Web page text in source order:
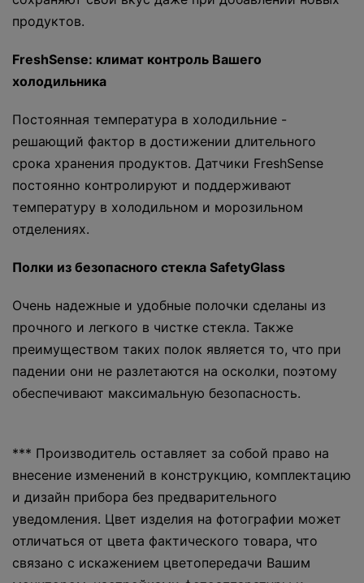
продуктов.
FreshSense: климат контроль Вашего
холодильника
Постоянная температура в холодильние -
решающий фактор в достижении длительного
срока хранения продуктов. Датчики FreshSense
постоянно контролируют и поддерживают
температуру в холодильном и морозильном
отделениях.
Полки из безопасного стекла SafetyGlass
Очень надежные и удобные полочки сделаны из
прочного и легкого в чистке стекла. Также
преимуществом таких полок является то, что при
падении они не разлетаются на осколки, поэтому
обеспечивают максимальную безопасность.
*** Производитель оставляет за собой право на
внесение изменений в конструкцию, комплектацию
и дизайн прибора без предварительного
уведомления. Цвет изделия на фотографии может
отличаться от цвета фактического товара, что
связано с искажением цветопередачи Вашим